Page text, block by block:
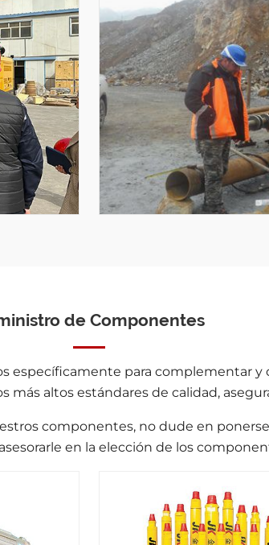
de Componentes
específicamente para complementar
más altos estándares de calidad,
componentes, no dude en
en la elección de los